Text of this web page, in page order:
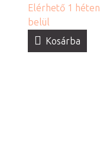
Elérhető 1 héten
belül
Kosárba